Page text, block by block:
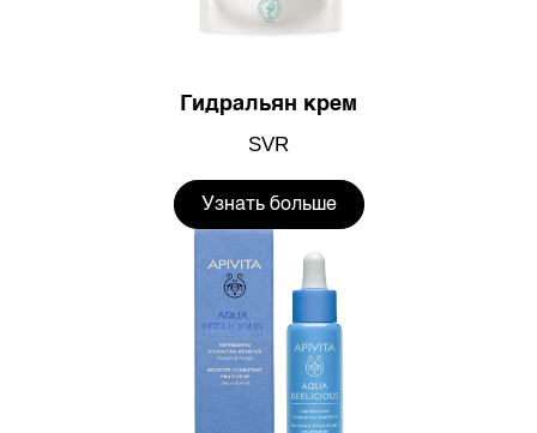
Гидральян крем
SVR
Узнать больше